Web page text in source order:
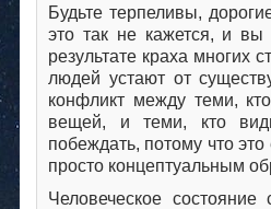
Будьте терпеливы,
это так не кажется, и
результате краха многих
людей устают от
конфликт между теми,
вещей, и теми, кто
побеждать, потому что
просто концептуальным
Человеческое